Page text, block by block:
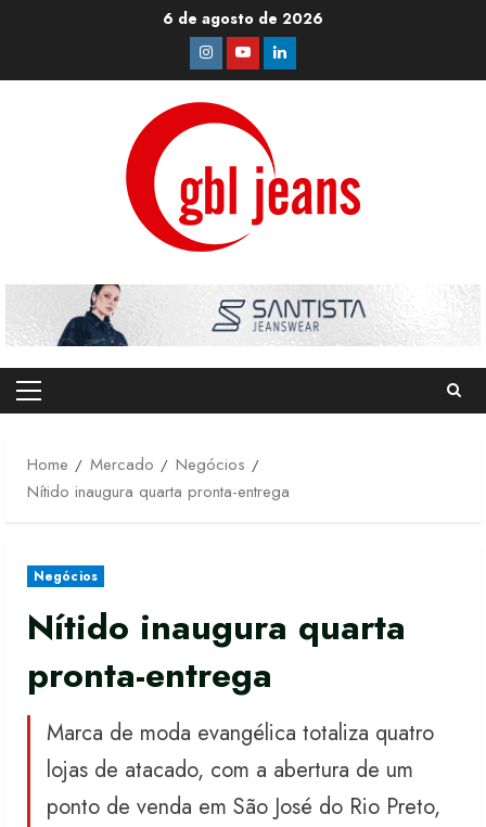
6 de agosto de 2026
Instagram
YoutubeLinkedin
Primary
Home
Mercado
Negócios
Nítido inaugura quarta pronta-entrega
Negócios
Nítido inaugura quarta
pronta-entrega
Marca de moda evangélica totaliza quatro
lojas de atacado, com a abertura de um
ponto de venda em São José do Rio Preto,